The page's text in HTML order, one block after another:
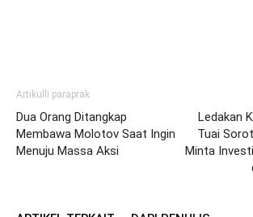
Artikulli paraprak
Dua Orang Ditangkap
Membawa Molotov Saat Ingin
Menuju Massa Aksi
Ledakan
Tuai
Minta